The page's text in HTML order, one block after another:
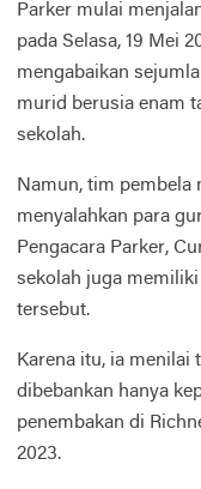
Parker mulai
pada Selasa, 19 Mei
mengabaikan
murid berusia enam
sekolah.
Namun, tim pembela
menyalahkan para
Pengacara Parker,
sekolah juga
tersebut.
Karena itu, ia menilai
dibebankan hanya
penembakan di
2023.